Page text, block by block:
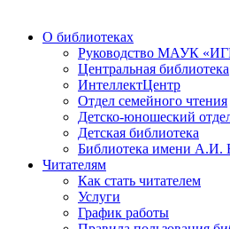
О библиотеках
Руководство МАУК
Центральная библиотека
ИнтеллектЦентр
Отдел семейного чтения
Детско-юношеский
Детская библиотека
Библиотека имени А.И.
Читателям
Как стать читателем
Услуги
График работы